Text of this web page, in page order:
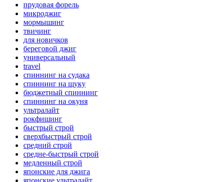
прудовая форель
микроджиг
мормышинг
твичинг
для новичков
береговой джиг
универсальный
travel
спиннинг на судака
спиннинг на щуку
бюджетный спиннинг
спиннинг на окуня
ультралайт
рокфишинг
быстрый строй
сверхбыстрый строй
средний строй
средне-быстрый строй
медленный строй
японские для джига